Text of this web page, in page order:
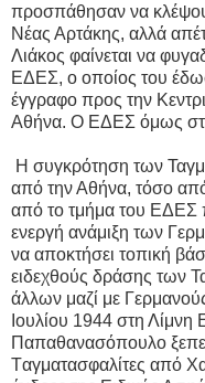
προσπάθησαν να
Νέας Αρτάκης, αλλά
Λιάκος φαίνεται να
ΕΔΕΣ, ο οποίος του
έγγραφο προς την
Αθήνα. Ο ΕΔΕΣ όμως
Η συγκρότηση των
από την Αθήνα, τόσο
από το τμήμα του ΕΔΕΣ
ενεργή ανάμιξη των
να αποκτήσει τοπική
ειδεχθούς δράσης των
άλλων μαζί με
Ιουλίου 1944 στη
Παπαθανασόπουλο
Tαγματασφαλίτες από